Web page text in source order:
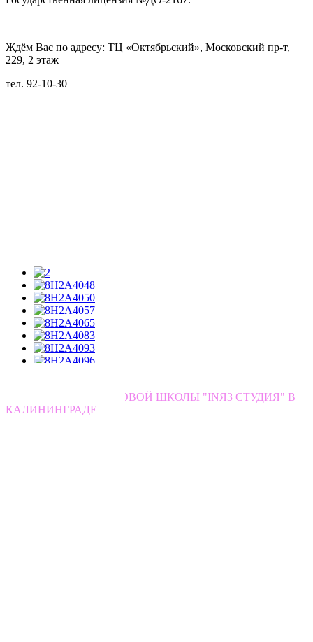
Ждём Вас по адресу: ТЦ «Октябрьский», Московский пр-т,
229, 2 этаж
тел. 92-10-30
4 АДРЕСА ЯЗЫКОВОЙ ШКОЛЫ "INЯЗ СТУДИЯ" В
КАЛИНИНГРАДЕ